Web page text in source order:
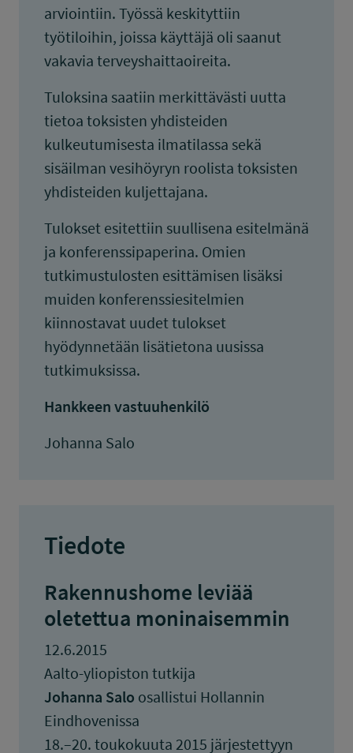
arviointiin. Työssä keskityttiin
työtiloihin, joissa käyttäjä oli saanut
vakavia terveyshaittaoireita.
Tuloksina saatiin merkittävästi uutta
tietoa toksisten yhdisteiden
kulkeutumisesta ilmatilassa sekä
sisäilman vesihöyryn roolista toksisten
yhdisteiden kuljettajana.
Tulokset esitettiin suullisena esitelmänä
ja konferenssipaperina. Omien
tutkimustulosten esittämisen lisäksi
muiden konferenssiesitelmien
kiinnostavat uudet tulokset
hyödynnetään lisätietona uusissa
tutkimuksissa.
Hankkeen vastuuhenkilö
Johanna Salo
Tiedote
Rakennushome leviää
oletettua moninaisemmin
12.6.2015
Aalto-yliopiston tutkija
Johanna Salo osallistui Hollannin
Eindhovenissa
18.–20. toukokuuta 2015 järjestettyyn